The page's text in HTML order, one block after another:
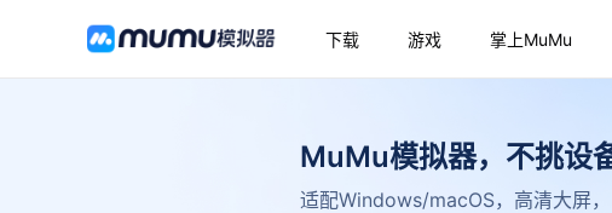
下载 游戏 掌上MuMu
MuMu模拟器，不挑设
适配Windows/macOS，高清大屏